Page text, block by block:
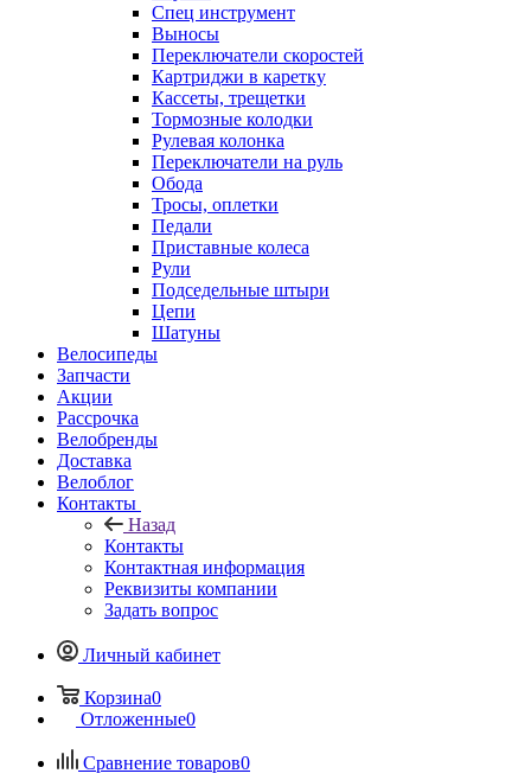
Спец инструмент
Выносы
Переключатели скоростей
Картриджи в каретку
Кассеты, трещетки
Тормозные колодки
Рулевая колонка
Переключатели на руль
Обода
Тросы, оплетки
Педали
Приставные колеса
Рули
Подседельные штыри
Цепи
Шатуны
Велосипеды
Запчасти
Акции
Рассрочка
Велобренды
Доставка
Велоблог
Контакты
Назад
Контакты
Контактная информация
Реквизиты компании
Задать вопрос
Личный кабинет
Корзина0
Отложенные0
Сравнение товаров0